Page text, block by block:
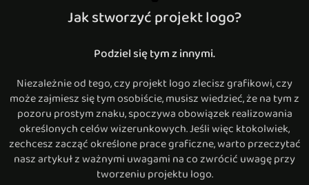
Jak stworzyć projekt logo?
Podziel się tym z innymi.
Niezależnie od tego, czy projekt logo zlecisz grafikowi, czy
może zajmiesz się tym osobiście, musisz wiedzieć, że na tym z
pozoru prostym znaku, spoczywa obowiązek realizowania
określonych celów wizerunkowych. Jeśli więc ktokolwiek,
zechcesz zacząć określone prace graficzne, warto przeczytać
nasz artykuł z ważnymi uwagami na co zwrócić uwagę przy
tworzeniu projektu logo.